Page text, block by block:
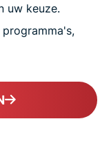
uw keuze.